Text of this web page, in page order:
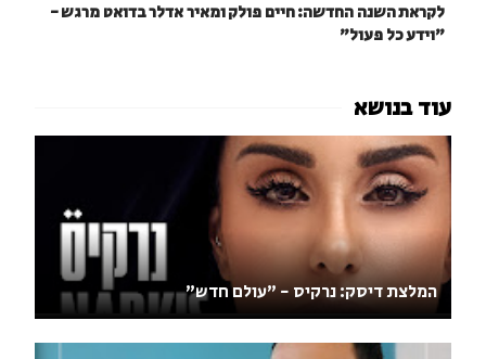
לקראת השנה החדשה: חיים פולק ומאיר אדלר בדואט מרגש -
״וידע כל פעול״
המלצת דיסק: נרקיס - "עולם חדש"